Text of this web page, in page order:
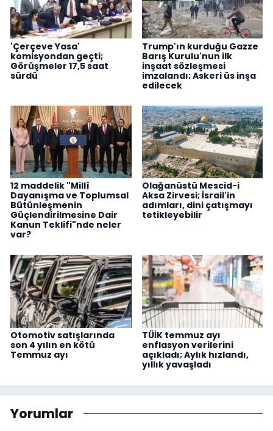
'Çerçeve Yasa'
komisyondan geçti;
Görüşmeler 17,5 saat
sürdü
Trump'ın kurduğu Gazze
Barış Kurulu'nun ilk
inşaat sözleşmesi
imzalandı; Askeri üs inşa
edilecek
12 maddelik "Millî
Dayanışma ve Toplumsal
Bütünleşmenin
Güçlendirilmesine Dair
Kanun Teklifi"nde neler
var?
Olağanüstü Mescid-i
Aksa Zirvesi; İsrail'in
adımları, dini çatışmayı
tetikleyebilir
Otomotiv satışlarında
son 4 yılın en kötü
Temmuz ayı
TÜİK temmuz ayı
enflasyon verilerini
açıkladı; Aylık hızlandı,
yıllık yavaşladı
Yorumlar